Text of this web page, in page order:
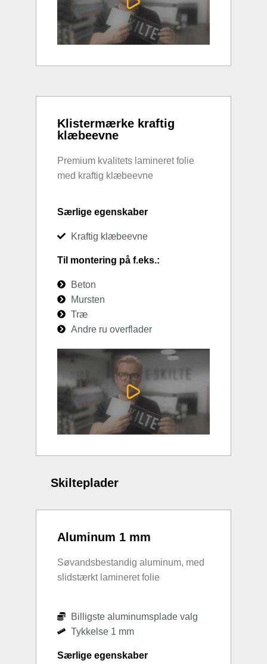
Klistermærke kraftig
klæbeevne
Premium kvalitets lamineret folie
med kraftig klæbeevne
Særlige egenskaber
Kraftig klæbeevne
Til montering på f.eks.:
Beton
Mursten
Træ
Andre ru overflader
Skilteplader
Aluminum 1 mm
Søvandsbestandig aluminum, med
slidstærkt lamineret folie
Billigste aluminumsplade valg
Tykkelse 1 mm
Særlige egenskaber